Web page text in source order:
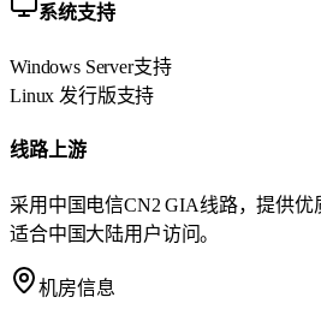
系统支持
Windows Server支持
Linux 发行版支持
线路上游
采用中国电信CN2 GIA线路，提供优
适合中国大陆用户访问。
机房信息